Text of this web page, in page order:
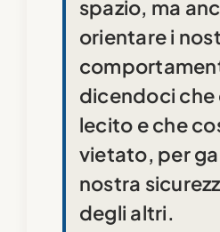
spazio, ma
orientare i
dicendoci che
lecito e che
vietato, per
nostra
degli altri.